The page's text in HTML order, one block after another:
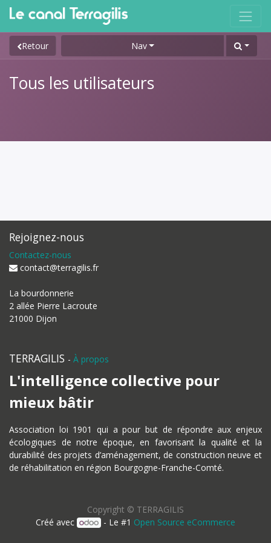
Retour Nav
Tous les utilisateurs
Rejoignez-nous
Contactez-nous
contact@terragilis.fr
La bourdonnerie
2 allée Pierre Lacroute
21000 Dijon
TERRAGILIS - À propos
L'intelligence collective pour
mieux bâtir
Association loi 1901 qui a pour but de répondre aux enjeux
écologiques de notre époque, en favorisant la qualité et la
durabilité des projets d’aménagement, de construction neuve et
de réhabilitation en région Bourgogne-Franche-Comté.
Copyright © TERRAGILIS
Créé avec
- Le #1 Open Source eCommerce